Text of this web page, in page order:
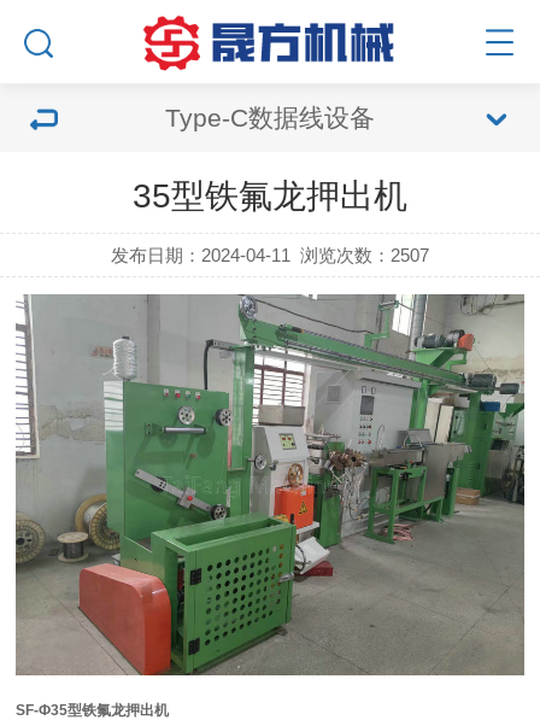
Type-C数据线设备
35型铁氟龙押出机
发布日期：2024-04-11 浏览次数：2507
SF-Ф35型铁氟龙押出机